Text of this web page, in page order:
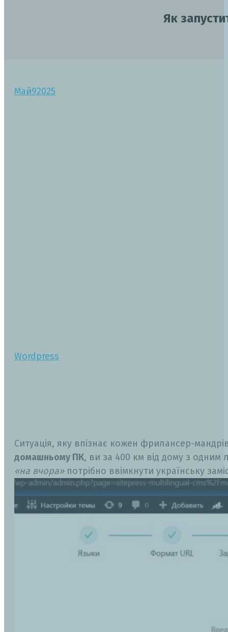
Як
Май92025
Wordpress
Ситуація, яку впізнає кожен фрилансер-
домашньому ПК, ви за 400 км від дому з одним
«на вчора»потрібно ввімкнути українську